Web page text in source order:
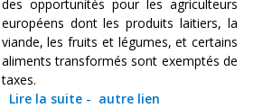
des opportunités pour les agriculteurs
européens dont les produits laitiers, la
viande, les fruits et légumes, et certains
aliments transformés sont exemptés de
taxes.
Lire la suite- autre lien